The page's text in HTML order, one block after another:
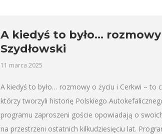
A kiedyś to było…
Szydłowski
11 marca 2025
A kiedyś to było… rozmowy o życiu i Cerkwi – to
którzy tworzyli historię Polskiego
programu zaproszeni goście opowiadają o
na przestrzeni ostatnich kilkudziesięciu lat.